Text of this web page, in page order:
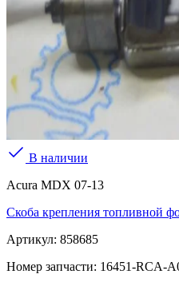
В наличии
Acura MDX 07-13
Скоба крепления топливной
Артикул: 858685
Номер запчасти: 16451-RCA-